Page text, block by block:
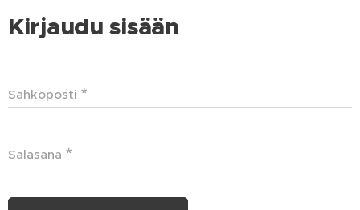
Kirjaudu sisään
Sähköposti
Salasana